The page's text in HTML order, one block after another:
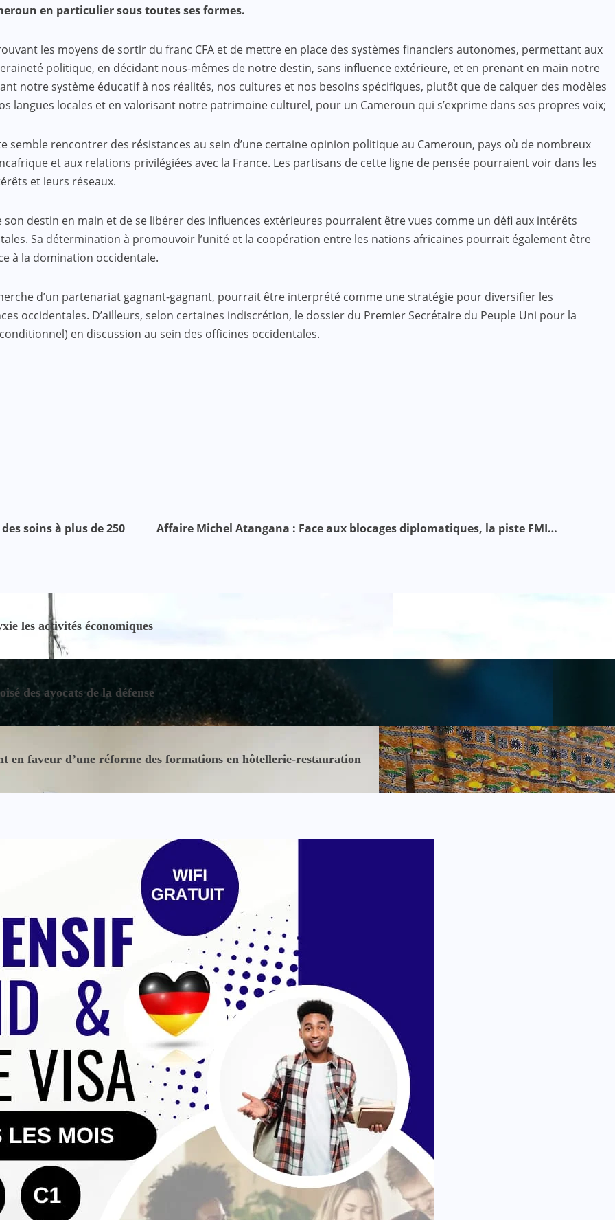
en particulier sous toutes ses formes.
les moyens de sortir du franc CFA et de mettre en place des systèmes financiers autonomes, permettant aux
politique, en décidant nous-mêmes de notre destin, sans influence extérieure, et en prenant en main notre
notre système éducatif à nos réalités, nos cultures et nos besoins spécifiques, plutôt que de calquer des modèles
langues locales et en valorisant notre patrimoine culturel, pour un Cameroun qui s’exprime dans ses propres voix;
rencontrer des résistances au sein d’une certaine opinion politique au Cameroun, pays où de nombreux
et aux relations privilégiées avec la France. Les partisans de cette ligne de pensée pourraient voir dans les
et leurs réseaux.
son destin en main et de se libérer des influences extérieures pourraient être vues comme un défi aux intérêts
Sa détermination à promouvoir l’unité et la coopération entre les nations africaines pourrait également être
à la domination occidentale.
d’un partenariat gagnant-gagnant, pourrait être interprété comme une stratégie pour diversifier les
occidentales. D’ailleurs, selon certaines indiscrétion, le dossier du Premier Secrétaire du Peuple Uni pour la
en discussion au sein des officines occidentales.
soins à plus de 250
Affaire Michel Atangana : Face aux blocages diplomatiques, la piste FMI…
les activités économiques
des avocats de la défense
en faveur d’une réforme des formations en hôtellerie-restauration